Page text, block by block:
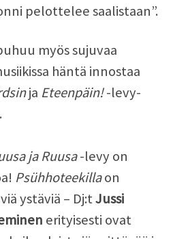
pelottelee saalistaan”.
myös sujuvaa
häntä innostaa
ja Eteenpäin!-levy-
ja Ruusa-levy on
Psühhoteekillaon
ystäviä – Dj:tJussi
erityisesti ovat